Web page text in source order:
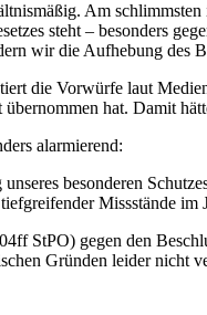
Am
steht – besonders
wir die Aufhebung des
die Vorwürfe laut
hat. Damit
alarmierend:
besonderen
Missstände
StPO) gegen den
Gründen leider nicht